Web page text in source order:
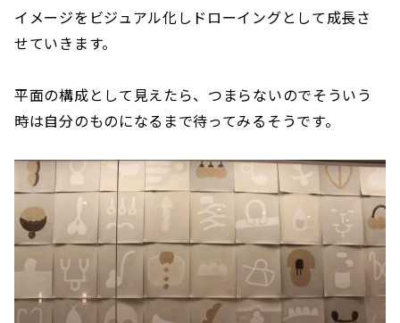
イメージをビジュアル化しドローイングとして成長さ
せていきます。
平面の構成として見えたら、つまらないのでそういう
時は自分のものになるまで待ってみるそうです。